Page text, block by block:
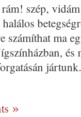
szép,
számíthat ma
jártunk.